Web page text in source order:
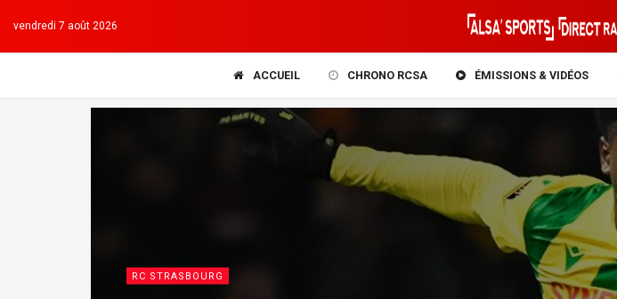
vendredi 7 août 2026
ACCUEIL CHRONO RCSA ÉMISSIONS & VIDÉOS
RC STRASBOURG